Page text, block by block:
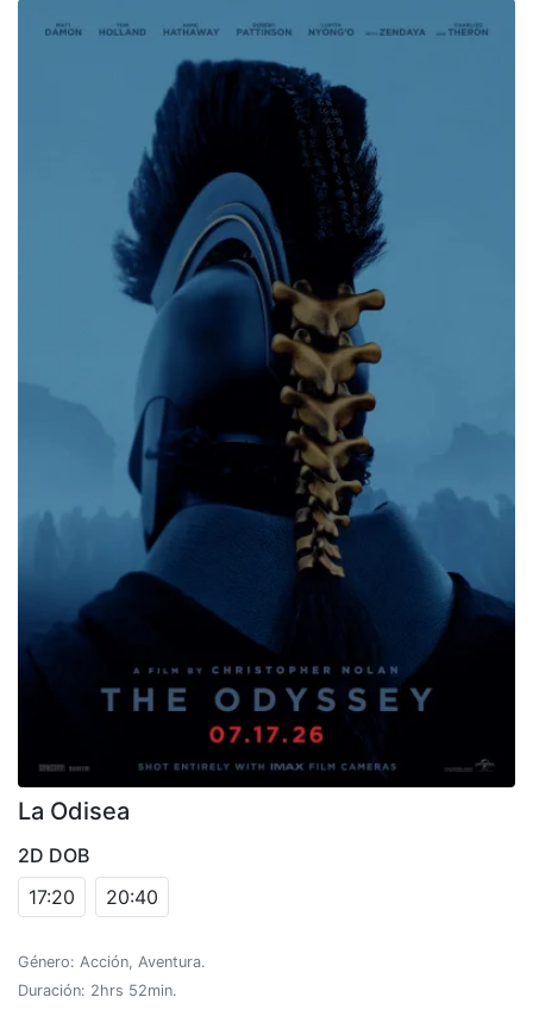
La Odisea
2D DOB
17:20
20:40
Género: Acción, Aventura.
Duración: 2hrs 52min.